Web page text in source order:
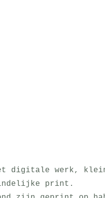
digitale werk,
print.